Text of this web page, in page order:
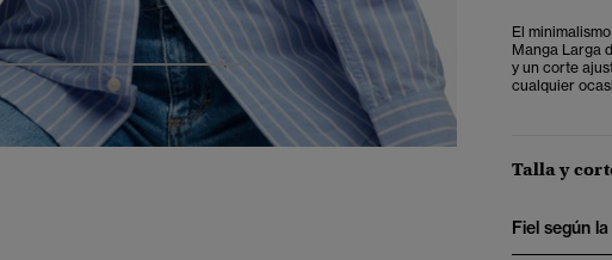
3 5 6 7
El
Manga Larga
y un corte
cualquier
Talla y
Fiel según